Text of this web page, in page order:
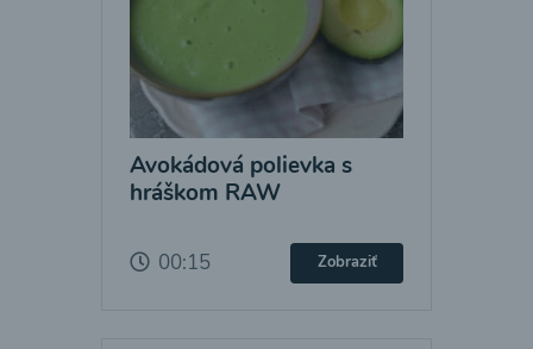
Avokádová polievka s
hráškom RAW
00:15 Zobraziť